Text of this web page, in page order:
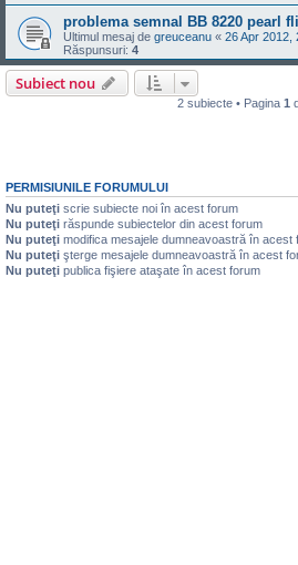
problema semnal BB 8220 pearl
Ultimul mesaj de greuceanu « 26 Apr 2012,
Răspunsuri: 4
Subiect nou
2 subiecte • Pagina 1
PERMISIUNILE FORUMULUI
Nu puteţi scrie subiecte noi în acest forum
Nu puteţi răspunde subiectelor din acest forum
Nu puteţi modifica mesajele dumneavoastră în acest
Nu puteţi şterge mesajele dumneavoastră în acest
Nu puteţi publica fişiere ataşate în acest forum